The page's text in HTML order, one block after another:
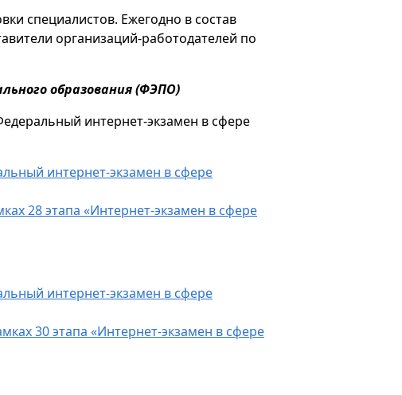
специалистов. Ежегодно в состав
организаций-работодателей по
образования (ФЭПО)
интернет-экзамен в сфере
интернет-экзамен в сфере
28 этапа «Интернет-экзамен в сфере
интернет-экзамен в сфере
30 этапа «Интернет-экзамен в сфере